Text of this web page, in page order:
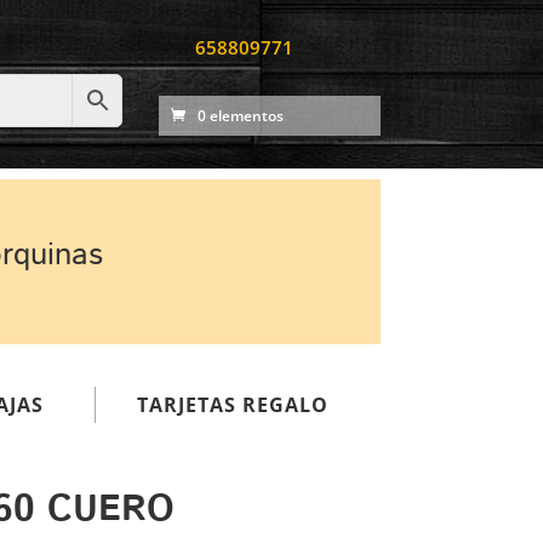
658809771
0 elementos
TARJETAS REGALO
CUERO